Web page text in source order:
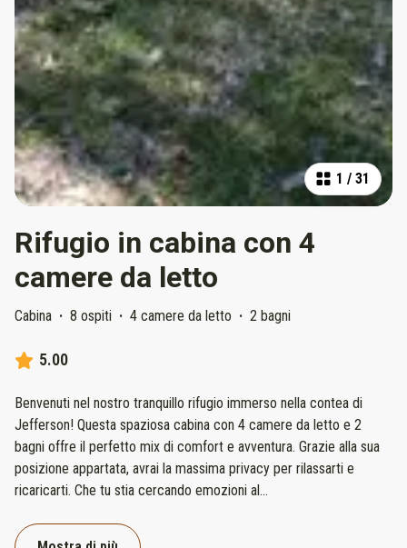
1 / 31
Rifugio in cabina con 4
camere da letto
Cabina · 8 ospiti · 4 camere da letto · 2 bagni
5.00
Benvenuti nel nostro tranquillo rifugio immerso nella contea di
Jefferson! Questa spaziosa cabina con 4 camere da letto e 2
bagni offre il perfetto mix di comfort e avventura. Grazie alla sua
posizione appartata, avrai la massima privacy per rilassarti e
ricaricarti. Che tu stia cercando emozioni al...